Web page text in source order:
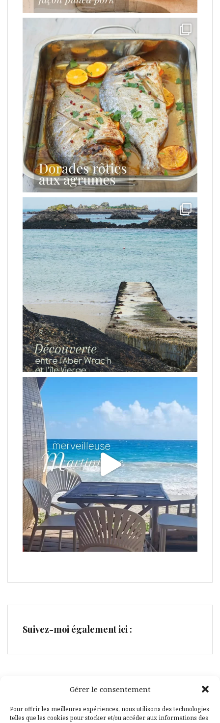
Gérer le consentement
Pour offrir les meilleures expériences, nous utilisons des technologies
telles que les cookies pour stocker et/ou accéder aux informations des
Suivez-moi également ici :
Facebook
Pinterest